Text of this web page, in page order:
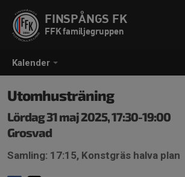
Kalender
FINSPÅNGS FK
FFK familjegruppen
Utomhusträning
Lördag 31 maj 2025, 17:30-19:00
Grosvad
Samling: 17:15, Konstgräs halva plan